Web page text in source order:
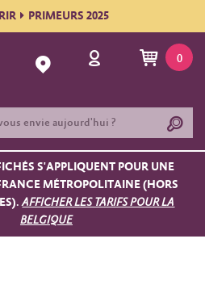
PRIMEURS 2025
0
S'APPLIQUENT POUR UNE
MÉTROPOLITAINE (HORS
AFFICHER LES TARIFS POUR LA
BELGIQUE